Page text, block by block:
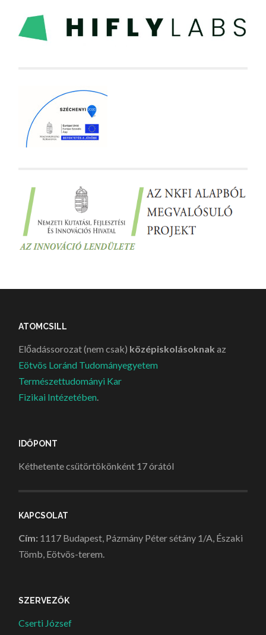
ATOMCSILL
Előadássorozat (nem csak) középiskolásoknak az
Eötvös Loránd Tudományegyetem
Természettudományi Kar
Fizikai Intézetében.
IDŐPONT
Kéthetente csütörtökönként 17 órától
KAPCSOLAT
Cím: 1117 Budapest, Pázmány Péter sétány 1/A, Északi
Tömb, Eötvös-terem.
SZERVEZŐK
Cserti József